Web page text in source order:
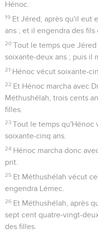
Hénoc.
19 Et Jéred, après qu'il eut
ans ; et il engendra des fils
20 Tout le temps que
soixante-deux ans ; puis il
21 Hénoc vécut soixante-
22 Et Hénoc marcha avec
Méthushélah, trois cents
filles.
23 Tout le temps qu'Hénoc
soixante-cinq ans.
24 Hénoc marcha donc
prit.
25 Et Méthushélah vécut
engendra Lémec.
26 Et Méthushélah, après
sept cent quatre-vingt-
des filles.